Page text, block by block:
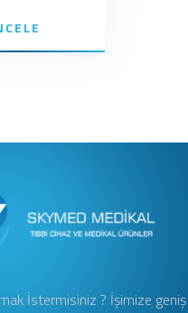
İstermisiniz ? İşimize geniş